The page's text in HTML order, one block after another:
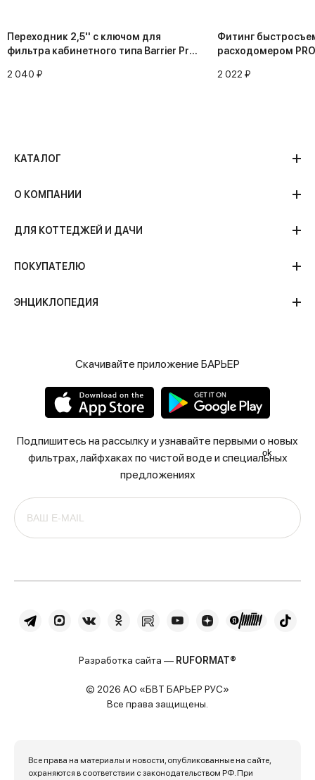
Переходник 2,5'' с ключом для
фильтра кабинетного типа Barrier Pro
2 040 ₽
Фитинг
расходомером
2 022 ₽
КАТАЛОГ
О КОМПАНИИ
ДЛЯ КОТТЕДЖЕЙ И ДАЧИ
ПОКУПАТЕЛЮ
ЭНЦИКЛОПЕДИЯ
Скачивайте приложение БАРЬЕР
Подпишитесь на рассылку и узнавайте первыми о новых
фильтрах, лайфхаках по чистой воде и специальных
предложениях
ok
Разработка сайта — RUFORMAT®
© 2026 АО «БВТ БАРЬЕР РУС»
Все права защищены.
Все права на материалы и новости, опубликованные на сайте,
охраняются в соответствии с законодательством РФ. При